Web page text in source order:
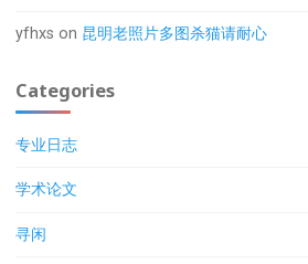
yfhxs on 昆明老照片多图杀猫请耐心
Categories
专业日志
学术论文
寻闲